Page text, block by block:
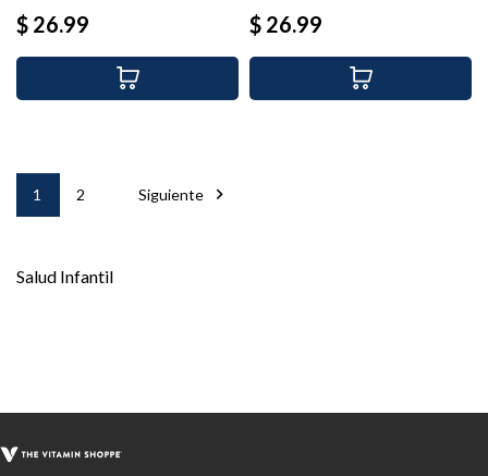
Precio
$ 26.99 Precio
$ 26.99
1 2 Siguiente 
Salud Infantil